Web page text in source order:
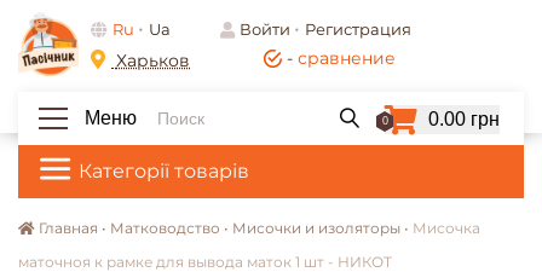
-сравнение
Ru Ua Войти Регистрация
Харьков
Категорії товарів
Меню 0 0.00 грн
Главная • Матководство • Мисочки и изоляторы • Мисочка
маточноя к рамке для вывода маток 1 шт - НИКОТ